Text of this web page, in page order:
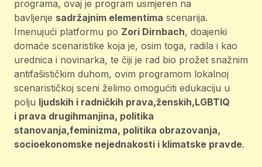
programa, ovaj je program usmjeren na
bavljenje sadržajnim elementima scenarija.
Imenujući platformu po Zori Dirnbach, doajenki
domaće scenaristike koja je, osim toga, radila i kao
urednica i novinarka, te čiji je rad bio prožet snažnim
antifašističkim duhom, ovim programom lokalnoj
scenarističkoj sceni želimo omogućiti edukaciju u
polju ljudskih i radničkih prava,ženskih,LGBTIQ
i prava drugihmanjina, politika
stanovanja,feminizma, politika obrazovanja,
socioekonomske nejednakosti i klimatske pravde.